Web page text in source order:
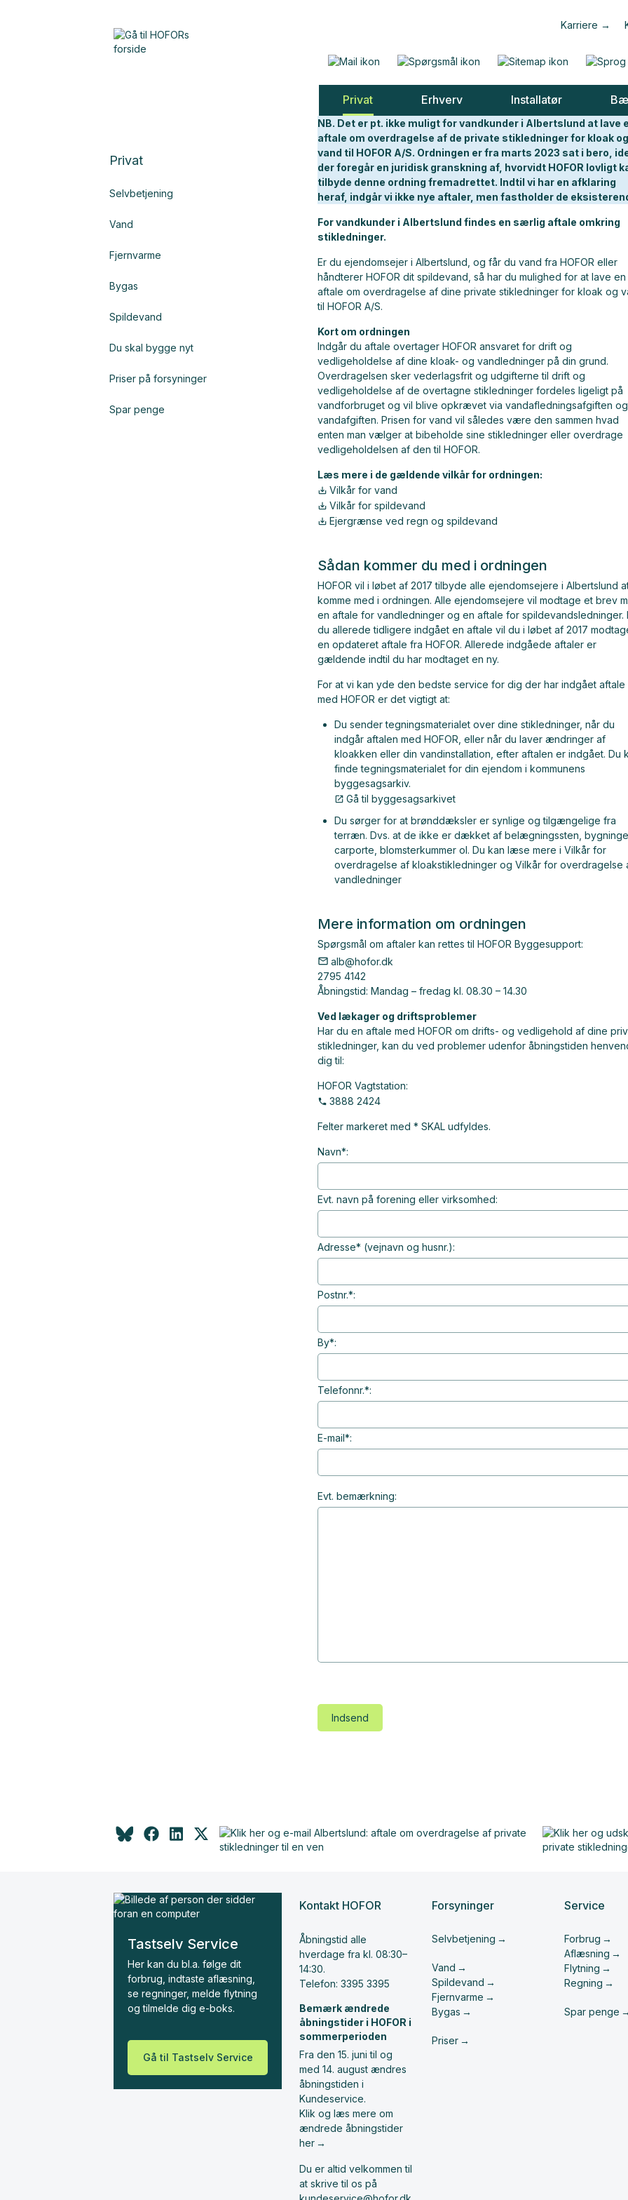
Karriere
Privat Erhverv Installatør
NB. Det er pt. ikke muligt for vandkunder i Albertslund at lave
aftale om overdragelse af de private stikledninger for kloak og
vand til HOFOR A/S. Ordningen er fra marts 2023 sat i bero,
der foregår en juridisk granskning af, hvorvidt HOFOR lovligt
tilbyde denne ordning fremadrettet. Indtil vi har en afklaring
heraf, indgår vi ikke nye aftaler, men fastholder de
For vandkunder i Albertslund findes en særlig aftale omkring
stikledninger.
Er du ejendomsejer i Albertslund, og får du vand fra HOFOR eller
håndterer HOFOR dit spildevand, så har du mulighed for at lave en
aftale om overdragelse af dine private stikledninger for kloak og
til HOFOR A/S.
Kort om ordningen
Indgår du aftale overtager HOFOR ansvaret for drift og
vedligeholdelse af dine kloak- og vandledninger på din grund.
Overdragelsen sker vederlagsfrit og udgifterne til drift og
vedligeholdelse af de overtagne stikledninger fordeles ligeligt på
vandforbruget og vil blive opkrævet via vandafledningsafgiften og
vandafgiften. Prisen for vand vil således være den sammen hvad
enten man vælger at bibeholde sine stikledninger eller overdrage
vedligeholdelsen af den til HOFOR.
Læs mere i de gældende vilkår for ordningen:
Vilkår for vand
Vilkår for spildevand
Ejergrænse ved regn og spildevand
Sådan kommer du med i ordningen
HOFOR vil i løbet af 2017 tilbyde alle ejendomsejere i Albertslund
komme med i ordningen. Alle ejendomsejere vil modtage et brev
en aftale for vandledninger og en aftale for spildevandsledninger.
du allerede tidligere indgået en aftale vil du i løbet af 2017
en opdateret aftale fra HOFOR. Allerede indgåede aftaler er
gældende indtil du har modtaget en ny.
For at vi kan yde den bedste service for dig der har indgået aftale
med HOFOR er det vigtigt at:
Du sender tegningsmaterialet over dine stikledninger, når du
indgår aftalen med HOFOR, eller når du laver ændringer af
kloakken eller din vandinstallation, efter aftalen er indgået. Du
finde tegningsmaterialet for din ejendom i kommunens
byggesagsarkiv.
Gå til byggesagsarkivet
Du sørger for at brønddæksler er synlige og tilgængelige fra
terræn. Dvs. at de ikke er dækket af belægningssten,
carporte, blomsterkummer ol. Du kan læse mere i Vilkår for
overdragelse af kloakstikledninger og Vilkår for overdragelse
vandledninger
Mere information om ordningen
Spørgsmål om aftaler kan rettes til HOFOR Byggesupport:
alb@hofor.dk
2795 4142
Åbningstid: Mandag – fredag kl. 08.30 – 14.30
Ved lækager og driftsproblemer
Har du en aftale med HOFOR om drifts- og vedligehold af dine
stikledninger, kan du ved problemer udenfor åbningstiden
dig til:
HOFOR Vagtstation:
3888 2424
Felter markeret med * SKAL udfyldes.
Navn*:
Evt. navn på forening eller virksomhed:
Adresse* (vejnavn og husnr.):
Postnr.*:
By*:
Telefonnr.*:
E-mail*:
Evt. bemærkning:
Privat
Selvbetjening
Vand
Fjernvarme
Bygas
Spildevand
Du skal bygge nyt
Priser på forsyninger
Spar penge
Tastselv Service
Her kan du bl.a. følge dit
forbrug, indtaste aflæsning,
se regninger, melde flytning
og tilmelde dig e-boks.
Gå til Tastselv Service
Kontakt HOFOR
Åbningstid alle
hverdage fra kl. 08:30–
14:30.
Telefon: 3395 3395
Bemærk ændrede
åbningstider i HOFOR i
sommerperioden
Fra den 15. juni til og
med 14. august ændres
åbningstiden i
Kundeservice.
Klik og læs mere om
ændrede åbningstider
her
Du er altid velkommen til
at skrive til os på
Forsyninger
Selvbetjening
Vand
Spildevand
Fjernvarme
Bygas
Priser
Service
Forbrug
Aflæsning
Flytning
Regning
Spar penge